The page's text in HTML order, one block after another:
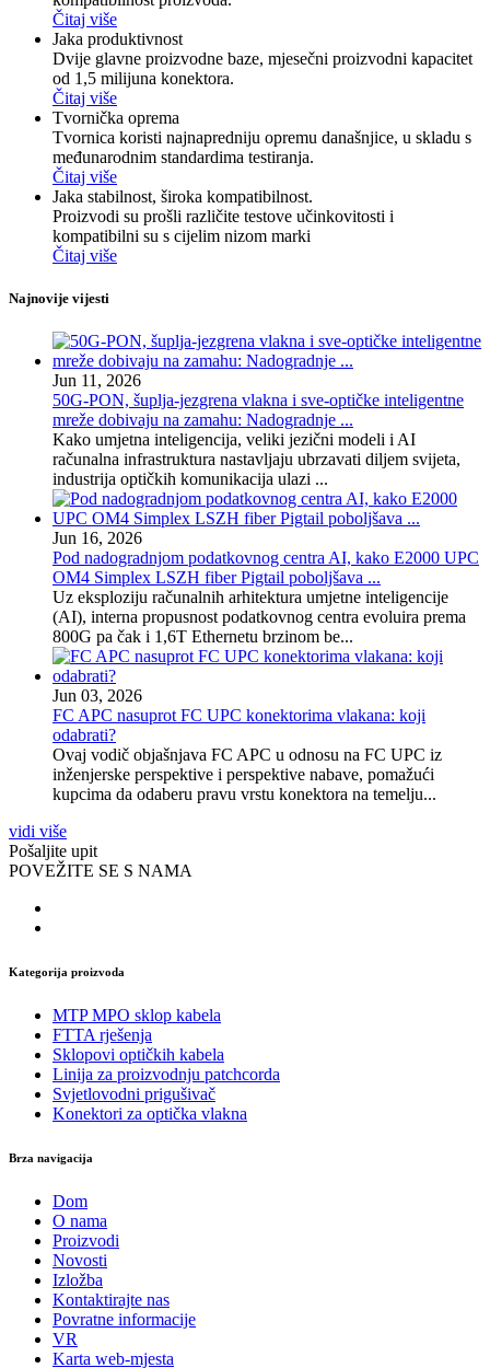
Čitaj više
Jaka produktivnost
Dvije glavne proizvodne baze, mjesečni proizvodni kapacitet
od 1,5 milijuna konektora.
Čitaj više
Tvornička oprema
Tvornica koristi najnapredniju opremu današnjice, u skladu s
međunarodnim standardima testiranja.
Čitaj više
Jaka stabilnost, široka kompatibilnost.
Proizvodi su prošli različite testove učinkovitosti i
kompatibilni su s cijelim nizom marki
Čitaj više
Najnovije vijesti
Jun 11, 2026
50G-PON, šuplja-jezgrena vlakna i sve-optičke inteligentne
mreže dobivaju na zamahu: Nadogradnje ...
Kako umjetna inteligencija, veliki jezični modeli i AI
računalna infrastruktura nastavljaju ubrzavati diljem svijeta,
industrija optičkih komunikacija ulazi ...
Jun 16, 2026
Pod nadogradnjom podatkovnog centra AI, kako E2000 UPC
OM4 Simplex LSZH fiber Pigtail poboljšava ...
Uz eksploziju računalnih arhitektura umjetne inteligencije
(AI), interna propusnost podatkovnog centra evoluira prema
800G pa čak i 1,6T Ethernetu brzinom be...
Jun 03, 2026
FC APC nasuprot FC UPC konektorima vlakana: koji
odabrati?
Ovaj vodič objašnjava FC APC u odnosu na FC UPC iz
inženjerske perspektive i perspektive nabave, pomažući
kupcima da odaberu pravu vrstu konektora na temelju...
vidi više
Pošaljite upit
POVEŽITE SE S NAMA
Kategorija proizvoda
MTP MPO sklop kabela
FTTA rješenja
Sklopovi optičkih kabela
Linija za proizvodnju patchcorda
Svjetlovodni prigušivač
Konektori za optička vlakna
Brza navigacija
Dom
O nama
Proizvodi
Novosti
Izložba
Kontaktirajte nas
Povratne informacije
VR
Karta web-mjesta